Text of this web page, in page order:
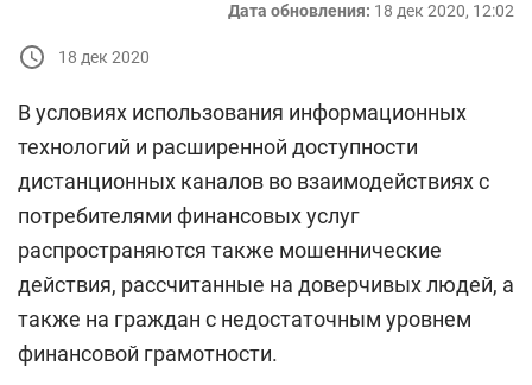
Дата обновления: 18 дек 2020, 12:02
18 дек 2020
В условиях использования информационных
технологий и расширенной доступности
дистанционных каналов во взаимодействиях с
потребителями финансовых услуг
распространяются также мошеннические
действия, рассчитанные на доверчивых людей, а
также на граждан с недостаточным уровнем
финансовой грамотности.